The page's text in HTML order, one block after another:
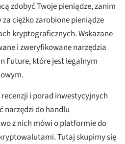
zdobyć Twoje pieniądze, zanim
ciężko zarobione pieniądze
kryptograficznych. Wskazane
i zweryfikowane narzędzia
Future, które jest legalnym
i porad inwestycyjnych
narzędzi do handlu
z nich mówi o platformie do
Tutaj skupimy się